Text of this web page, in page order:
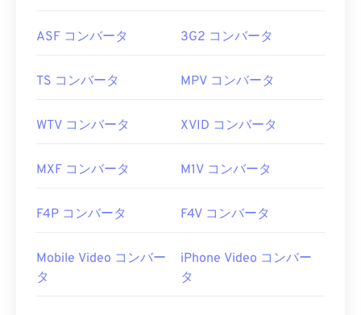
ASF コンバータ 3G2 コンバータ
TS コンバータ MPV コンバータ
WTV コンバータ XVID コンバータ
MXF コンバータ M1V コンバータ
F4P コンバータ F4V コンバータ
Mobile Video コンバー
タ
iPhone Video コンバー
タ